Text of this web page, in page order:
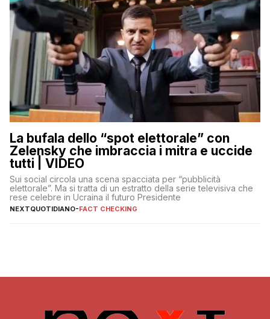
La bufala dello “spot elettorale” con
Zelensky che imbraccia i mitra e uccide
tutti | VIDEO
Sui social circola una scena spacciata per “pubblicità
elettorale”. Ma si tratta di un estratto della serie televisiva che
rese celebre in Ucraina il futuro Presidente
NEXTQUOTIDIANO-FACT CHECKING